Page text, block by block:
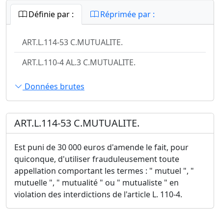
Définie par : Réprimée par :
ART.L.114-53 C.MUTUALITE.
ART.L.110-4 AL.3 C.MUTUALITE.
Données brutes
ART.L.114-53 C.MUTUALITE.
Est puni de 30 000 euros d'amende le fait, pour
quiconque, d'utiliser frauduleusement toute
appellation comportant les termes : " mutuel ", "
mutuelle ", " mutualité " ou " mutualiste " en
violation des interdictions de l'article L. 110-4.